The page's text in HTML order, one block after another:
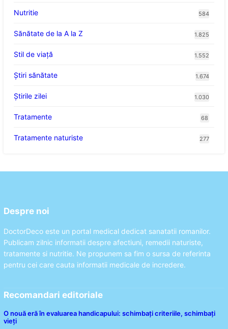
Nutritie 584
Sănătate de la A la Z 1.825
Stil de viaţă 1.552
Ştiri sănătate 1.674
Știrile zilei 1.030
Tratamente 68
Tratamente naturiste 277
Despre noi
DoctorDeco este un portal medical dedicat sanatatii romanilor.
Publicam zilnic informatii despre afectiuni, remedii naturiste,
tratamente si nutritie. Ne propunem sa fim o sursa de referinta
pentru cei care cauta informatii medicale de incredere.
Recomandari editoriale
O nouă eră în evaluarea handicapului: schimbați criteriile, schimbați
vieți